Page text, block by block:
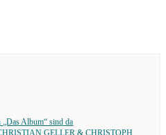
Album“ sind da
GELLER & CHRISTOPH